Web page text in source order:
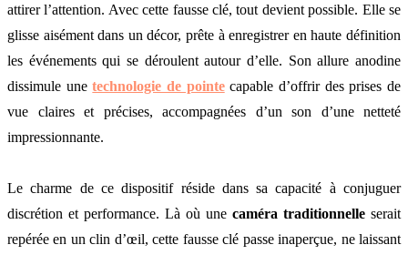
attirer l’attention. Avec cette fausse clé, tout devient possible. Elle se
glisse aisément dans un décor, prête à enregistrer en haute définition
les événements qui se déroulent autour d’elle. Son allure anodine
dissimule unetechnologie de pointecapable d’offrir des prises de
vue claires et précises, accompagnées d’un son d’une netteté
impressionnante.
Le charme de ce dispositif réside dans sa capacité à conjuguer
discrétion et performance. Là où une caméra traditionnelle serait
repérée en un clin d’œil, cette fausse clé passe inaperçue, ne laissant